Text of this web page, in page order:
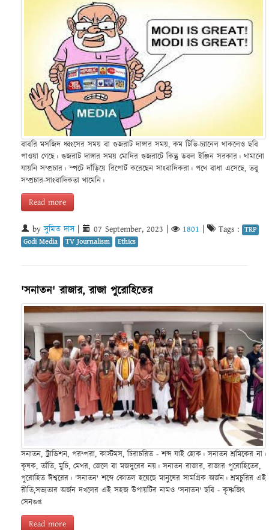
বাবরি মসজিদ ধ্বংসের সময় বা গুজরাট দাঙ্গার সময়, কম টিভি-চ্যানেল থাকলেও ছবি
পাওয়া গেছে। গুজরাট দাঙ্গার সময় মোদির গুজরাটে কিন্তু ডবল ইঞ্জিন সরকার। থামানো
যায়নি সম্প্রচার। স্পটে দাঁড়িয়ে রিপোর্ট করেছেন সাংবাদিকরা। পথে বাধা এসেছে, তবু
সম্প্রচার-সাংবাদিকতা থামেনি।
Read more
byসুমিত দাস| 07 September, 2023 1801 Tags : TRP
Godi Media
TV Journalism Ethics
'সনাতন' রাজার, রাজা পুরোহিতের
সনাতন, ট্রাডিশন, পরম্পরা, কাস্টমস, চিরাচরিত - শব্দ যাই হোক। সনাতন শ্রমিকের না।
কৃষক, তাঁতি, মুচি, মেথর, জেলে বা মজদুরের নয়। সনাতন রাজার, রাজার পুরোহিতের,
পুরোহিত ঈশ্বরের। 'সনাতন' শব্দে কোতল হয়েছে মানুষের সামগ্রিক অর্জন। শ্রমচুরির এই
রীতি,সভ্যতার অর্জন দখলের এই সহজ উপায়টির নামও 'সনাতন' ছবি - কৃষ্ণজিৎ
সেনগুপ্ত
Read more